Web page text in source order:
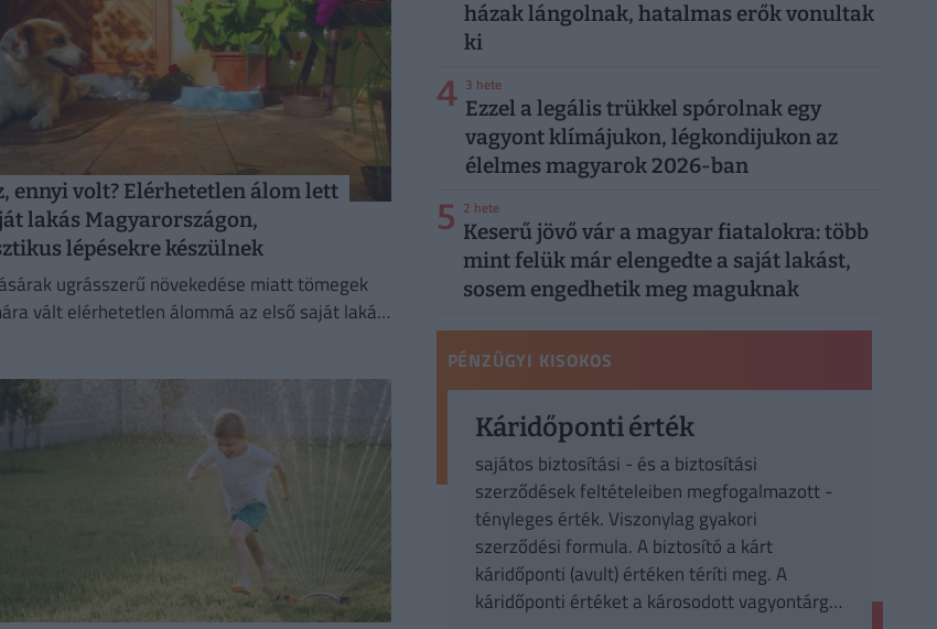
ennyi volt? Elérhetetlen álom lett
lakás Magyarországon,
lépésekre készülnek
ugrásszerű növekedése miatt tömegek
vált elérhetetlen álommá az első saját lakás
házak lángolnak, hatalmas erők vonultak
ki
4 3 hete
Ezzel a legális trükkel spórolnak egy
vagyont klímájukon, légkondijukon az
élelmes magyarok 2026-ban
5 2 hete
Keserű jövő vár a magyar fiatalokra: több
mint felük már elengedte a saját lakást,
sosem engedhetik meg maguknak
PÉNZÜGYI KISOKOS
Káridőponti érték
sajátos biztosítási - és a biztosítási
szerződések feltételeiben megfogalmazott -
tényleges érték. Viszonylag gyakori
szerződési formula. A biztosító a kárt
káridőponti (avult) értéken téríti meg. A
káridőponti értéket a károsodott vagyontárgy